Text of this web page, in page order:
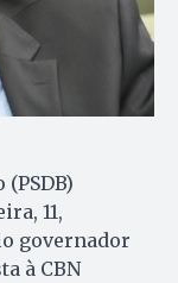
11,
governador
à CBN